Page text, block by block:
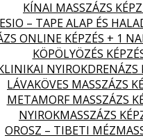
KÍNAI MASSZÁZS
– TAPE ALAP ÉS
ONLINE KÉPZÉS + 1
KÖPÖLYÖZÉS
NYIROKDRENÁZS
LÁVAKÖVES MASSZÁZS
METAMORF MASSZÁZS
NYIROKMASSZÁZS
OROSZ – TIBETI